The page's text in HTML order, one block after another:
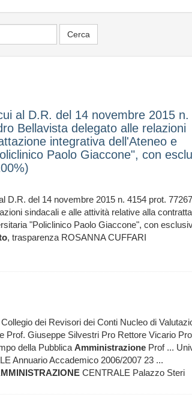
al D.R. del 14 novembre 2015 n.
Bellavista delegato alle relazioni
integrativa dell'Ateneo e
Paolo Giaccone", con
D.R. del 14 novembre 2015 n. 4154 prot.
sindacali e alle attività relative alla
"Policlinico Paolo Giaccone", con
, trasparenza ROSANNA CUFFARI
dei Revisori dei Conti Nucleo di
Prof. Giuseppe Silvestri Pro Rettore Vicario
della Pubblica Amministrazione Prof ...
Annuario Accademico 2006/2007 23 ...
CENTRALE Palazzo Steri